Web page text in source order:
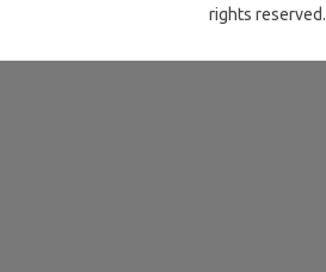
rights reserved.